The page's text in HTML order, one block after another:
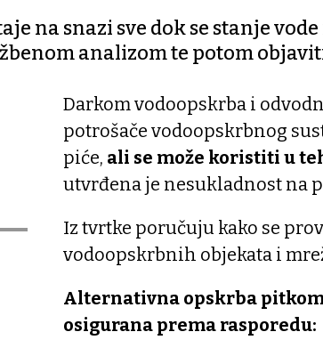
na snazi sve dok se stanje
analizom te potom
Darkom vodoopskrba i
potrošače vodoopskrbnog
piće, ali se može koristiti u
utvrđena je nesukladnost na
Iz tvrtke poručuju kako se
vodoopskrbnih objekata i
Alternativna opskrba
osigurana prema rasporedu: